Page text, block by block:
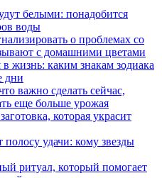
белыми: понадобится
воды
о проблемах со
с домашними цветами
в жизнь: каким знакам зодиака
дни
важно сделать сейчас,
еще больше урожая
которая украсит
полосу удачи: кому звезды
ритуал, который помогает